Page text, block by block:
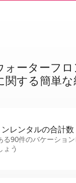
ォ⁠ー⁠タ⁠ー⁠フ⁠
関⁠す⁠る簡⁠単⁠な
レ⁠ン⁠タ⁠ル⁠の合⁠計⁠数
る90件のバケーショ
ょう